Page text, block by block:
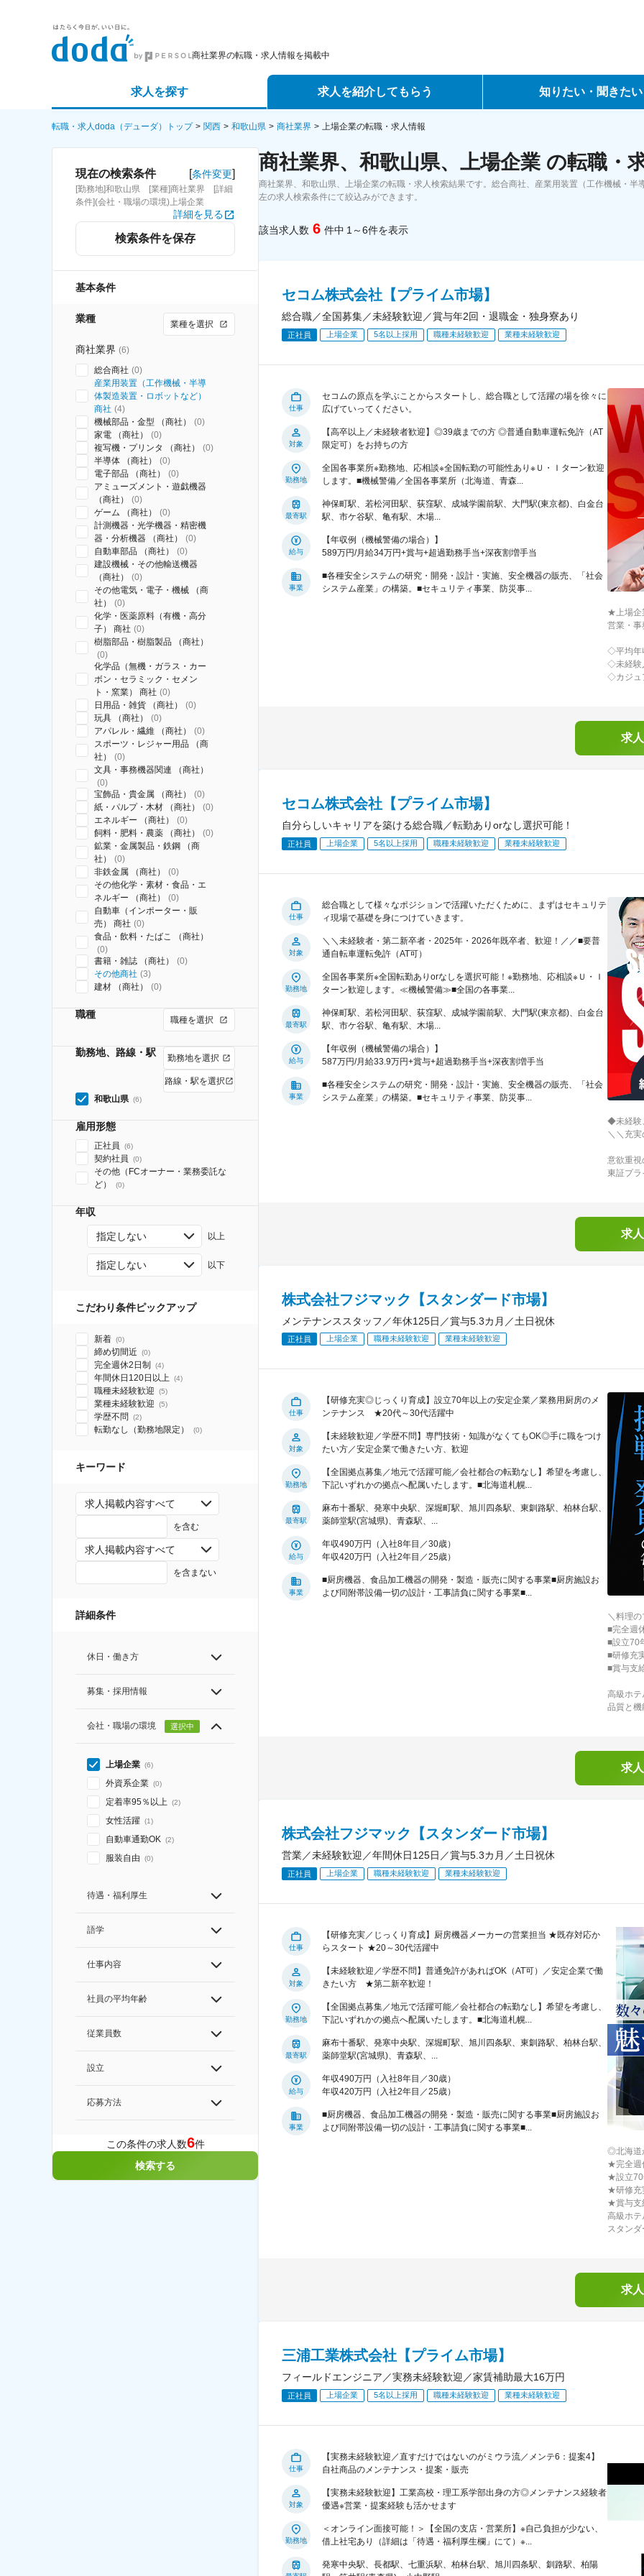
商社業界の転職・求人情報を掲載中
求人を探す
詳細条件から探す
求人特集から探す
求人を紹介してもらう
エージェントサービス
スカウトサービス
パートナーエージェントサービス
知りたい・聞きたい
データで見る転職
転職・求人doda（デューダ）トップ 関西 和歌山県 商社業界 上場企業の転職・求人情報
現在の検索条件 [条件変更]
[勤務地]和歌山県 [業種]商社業界 [詳細
条件](会社・職場の環境)上場企業
詳細を見る
検索条件を保存
基本条件
業種 業種を選択
商社業界 (6)
総合商社 (0)
産業用装置（工作機械・半導
体製造装置・ロボットなど）
商社 (4)
機械部品・金型 （商社）
(0)
家電 （商社）
(0)
複写機・プリンタ （商社）
(0)
半導体 （商社）
(0)
電子部品 （商社）
(0)
アミューズメント・遊戯機器
（商社）
(0)
ゲーム （商社）
(0)
計測機器・光学機器・精密機
器・分析機器 （商社）
(0)
自動車部品 （商社）
(0)
建設機械・その他輸送機器
（商社）
(0)
その他電気・電子・機械 （商
社）
(0)
化学・医薬原料（有機・高分
子） 商社 (0)
樹脂部品・樹脂製品 （商社）
(0)
化学品（無機・ガラス・カー
ボン・セラミック・セメン
ト・窯業） 商社 (0)
日用品・雑貨 （商社）
(0)
玩具 （商社）
(0)
アパレル・繊維 （商社）
(0)
スポーツ・レジャー用品 （商
社）
(0)
文具・事務機器関連 （商社）
(0)
宝飾品・貴金属 （商社）
(0)
紙・パルプ・木材 （商社）
(0)
エネルギー （商社）
(0)
飼料・肥料・農薬 （商社）
(0)
鉱業・金属製品・鉄鋼 （商
社）
(0)
非鉄金属 （商社）
(0)
その他化学・素材・食品・エ
ネルギー （商社）
(0)
自動車（インポーター・販
売） 商社 (0)
食品・飲料・たばこ （商社）
(0)
書籍・雑誌 （商社）
(0)
その他商社 (3)
建材 （商社）
(0)
職種 職種を選択
勤務地、路線・駅 勤務地を選択
路線・駅を選択
和歌山県 (6)
雇用形態
正社員 (6)
契約社員 (0)
その他（FCオーナー・業務委託な
ど）
(0)
年収
指定しない 以上
指定しない 以下
こだわり条件ピックアップ
新着 (0)
締め切間近 (0)
完全週休2日制 (4)
年間休日120日以上 (4)
職種未経験歓迎 (5)
業種未経験歓迎 (5)
学歴不問 (2)
転勤なし（勤務地限定） (0)
キーワード
求人掲載内容すべて
を含む
求人掲載内容すべて
を含まない
詳細条件
休日・働き方
募集・採用情報
会社・職場の環境 選択中
上場企業 (6)
外資系企業 (0)
定着率95％以上 (2)
女性活躍 (1)
自動車通勤OK (2)
服装自由 (0)
待遇・福利厚生
語学
仕事内容
社員の平均年齢
従業員数
設立
応募方法
この条件の求人数6件
検索する
商社業界、和歌山県、上場企業 の転職・
商社業界、和歌山県、上場企業の転職・求人検索結果です。総合商社、産業用装置（工作機械・
左の求人検索条件にて絞込みができます。
該当求人数 6 件中 1～6件を表示
セコム株式会社【プライム市場】
総合職／全国募集／未経験歓迎／賞与年2回・退職金・独身寮あり
正社員 上場企業 5名以上採用 職種未経験歓迎 業種未経験歓迎
仕事
セコムの原点を学ぶことからスタートし、総合職として活躍の場を徐々に
広げていってください。
対象
【高卒以上／未経験者歓迎】◎39歳までの方 ◎普通自動車運転免許（AT
限定可）をお持ちの方
勤務地
全国各事業所※勤務地、応相談※全国転勤の可能性あり※Ｕ・Ｉターン歓迎
します。■機械警備／全国各事業所（北海道、青森...
最寄駅
神保町駅、若松河田駅、荻窪駅、成城学園前駅、大門駅(東京都)、白金台
駅、市ケ谷駅、亀有駅、木場...
給与
【年収例（機械警備の場合）】
589万円/月給34万円+賞与+超過勤務手当+深夜割増手当
事業
■各種安全システムの研究・開発・設計・実施、安全機器の販売、「社会
システム産業」の構築。■セキュリティ事業、防災事...
★上場企
営業・
◇平均年
◇未経験
◇カジュ
求
セコム株式会社【プライム市場】
自分らしいキャリアを築ける総合職／転勤ありorなし選択可能！
正社員 上場企業 5名以上採用 職種未経験歓迎 業種未経験歓迎
仕事
総合職として様々なポジションで活躍いただくために、まずはセキュリテ
ィ現場で基礎を身につけていきます。
対象
＼＼未経験者・第二新卒者・2025年・2026年既卒者、歓迎！／／■要普
通自転車運転免許（AT可）
勤務地
全国各事業所※全国転勤ありorなしを選択可能！※勤務地、応相談※Ｕ・Ｉ
ターン歓迎します。≪機械警備≫■全国の各事業...
最寄駅
神保町駅、若松河田駅、荻窪駅、成城学園前駅、大門駅(東京都)、白金台
駅、市ケ谷駅、亀有駅、木場...
給与
【年収例（機械警備の場合）】
587万円/月給33.9万円+賞与+超過勤務手当+深夜割増手当
事業
■各種安全システムの研究・開発・設計・実施、安全機器の販売、「社会
システム産業」の構築。■セキュリティ事業、防災事...
◆未経験
＼＼充
意欲重
東証プラ
求
株式会社フジマック【スタンダード市場】
メンテナンススタッフ／年休125日／賞与5.3カ月／土日祝休
正社員 上場企業 職種未経験歓迎 業種未経験歓迎
仕事
【研修充実◎じっくり育成】設立70年以上の安定企業／業務用厨房のメ
ンテナンス ★20代～30代活躍中
対象
【未経験歓迎／学歴不問】専門技術・知識がなくてもOK◎手に職をつけ
たい方／安定企業で働きたい方、歓迎
勤務地
【全国拠点募集／地元で活躍可能／会社都合の転勤なし】希望を考慮し、
下記いずれかの拠点へ配属いたします。■北海道札幌...
最寄駅
麻布十番駅、発寒中央駅、深堀町駅、旭川四条駅、東釧路駅、柏林台駅、
薬師堂駅(宮城県)、青森駅、...
給与
年収490万円（入社8年目／30歳）
年収420万円（入社2年目／25歳）
事業
■厨房機器、食品加工機器の開発・製造・販売に関する事業■厨房施設お
よび同附帯設備一切の設計・工事請負に関する事業■...
＼料理
■完全週
■設立70
■研修充
■賞与支
高級ホテ
品質と機
求
株式会社フジマック【スタンダード市場】
営業／未経験歓迎／年間休日125日／賞与5.3カ月／土日祝休
正社員 上場企業 職種未経験歓迎 業種未経験歓迎
仕事
【研修充実／じっくり育成】厨房機器メーカーの営業担当 ★既存対応か
らスタート ★20～30代活躍中
対象
【未経験歓迎／学歴不問】普通免許があればOK（AT可）／安定企業で働
きたい方 ★第二新卒歓迎！
勤務地
【全国拠点募集／地元で活躍可能／会社都合の転勤なし】希望を考慮し、
下記いずれかの拠点へ配属いたします。■北海道札幌...
最寄駅
麻布十番駅、発寒中央駅、深堀町駅、旭川四条駅、東釧路駅、柏林台駅、
薬師堂駅(宮城県)、青森駅、...
給与
年収490万円（入社8年目／30歳）
年収420万円（入社2年目／25歳）
事業
■厨房機器、食品加工機器の開発・製造・販売に関する事業■厨房施設お
よび同附帯設備一切の設計・工事請負に関する事業■...
◎北海道
★完全週
★設立70
★研修充
★賞与支
高級ホテ
スタン
求
三浦工業株式会社【プライム市場】
フィールドエンジニア／実務未経験歓迎／家賃補助最大16万円
正社員 上場企業 5名以上採用 職種未経験歓迎 業種未経験歓迎
仕事
【実務未経験歓迎／直すだけではないのがミウラ流／メンテ6：提案4】
自社商品のメンテナンス・提案・販売
対象
【実務未経験歓迎】工業高校・理工系学部出身の方◎メンテナンス経験者
優遇※営業・提案経験も活かせます
勤務地
＜オンライン面接可能！＞【全国の支店・営業所】※自己負担が少ない、
借上社宅あり（詳細は「待遇・福利厚生欄」にて）※...
発寒中央駅、長都駅、七重浜駅、柏林台駅、旭川四条駅、釧路駅、柏陽